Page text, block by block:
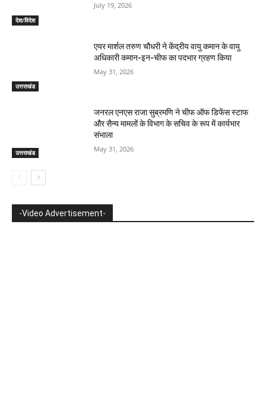
देश/विदेश
July 19, 2026
उत्तराखंड
एयर मार्शल तरुण चौधरी ने केंद्रीय वायु कमान के वायु
अधिकारी कमान-इन-चीफ का पदभार ग्रहण किया
May 31, 2026
उत्तराखंड
जनरल एनएस राजा सुब्रमणि ने चीफ ऑफ डिफेंस स्टाफ
और सैन्य मामलों के विभाग के सचिव के रूप में कार्यभार
संभाला
May 31, 2026
-Video Advertisement-